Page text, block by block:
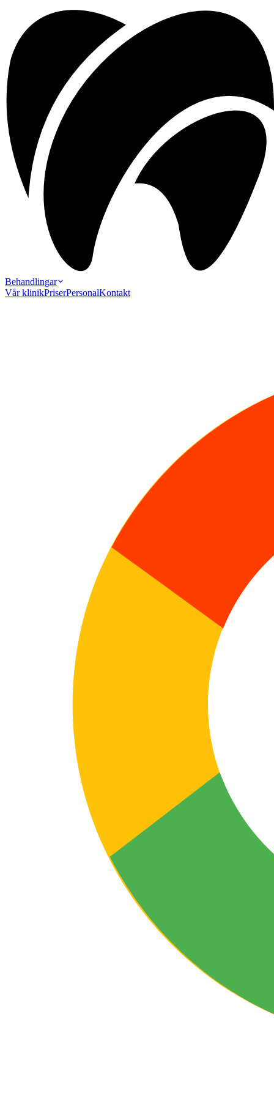
Behandlingar
Vår klinikPriserPersonalKontakt